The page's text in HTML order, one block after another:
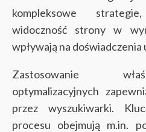
kompleksowe
widoczność strony w
wpływają na
Zastosowanie
optymalizacyjnych
przez wyszukiwarki.
procesu obejmują m.in.